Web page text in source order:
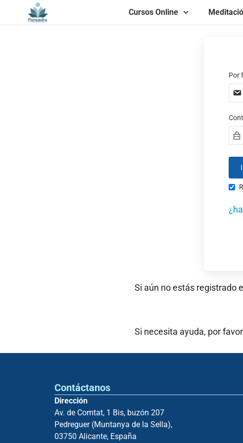
Cursos Online
Por
Si aún no estás registrado
Si necesita ayuda, por
Contáctanos
Dirección
Av. de Comtat, 1 Bis, buzón 207
Pedreguer (Muntanya de la Sella),
03750 Alicante, España